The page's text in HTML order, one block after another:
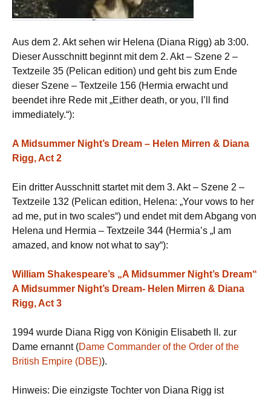
Aus dem 2. Akt sehen wir Helena (Diana Rigg) ab 3:00.
Dieser Ausschnitt beginnt mit dem 2. Akt – Szene 2 –
Textzeile 35 (Pelican edition) und geht bis zum Ende
dieser Szene – Textzeile 156 (Hermia erwacht und
beendet ihre Rede mit „Either death, or you, I’ll find
immediately.“):
A Midsummer Night’s Dream – Helen Mirren & Diana
Rigg, Act 2
Ein dritter Ausschnitt startet mit dem 3. Akt – Szene 2 –
Textzeile 132 (Pelican edition, Helena: „Your vows to her
ad me, put in two scales“) und endet mit dem Abgang von
Helena und Hermia – Textzeile 344 (Hermia’s „I am
amazed, and know not what to say“):
William Shakespeare’s „A Midsummer Night’s Dream“
A Midsummer Night’s Dream- Helen Mirren & Diana
Rigg, Act 3
1994 wurde Diana Rigg von Königin Elisabeth II. zur
Dame ernannt (Dame Commander of the Order of the
British Empire (DBE)).
Hinweis: Die einzigste Tochter von Diana Rigg ist